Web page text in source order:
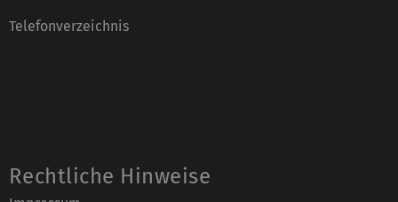
Telefonverzeichnis
Rechtliche Hinweise